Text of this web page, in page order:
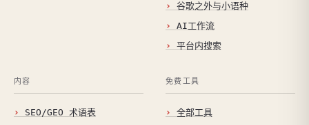
谷歌之外与小语种
AI工作流
平台内搜索
内容
SEO/GEO 术语表
免费工具
全部工具